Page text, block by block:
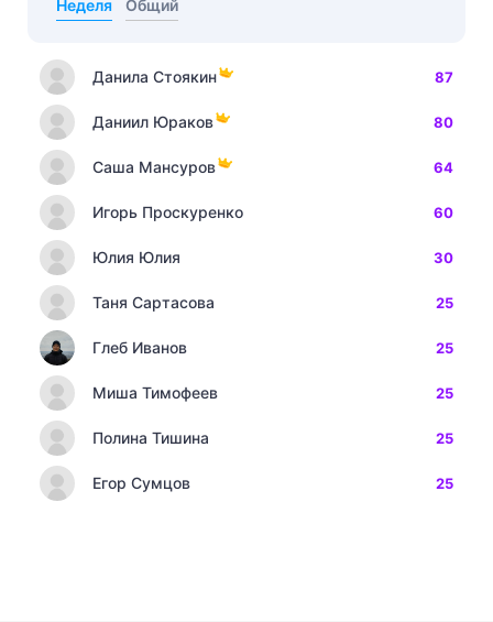
Неделя Общий
Данила Стоякин 87
Даниил Юраков 80
Саша Мансуров 64
Игорь Проскуренко 60
Юлия Юлия 30
Таня Сартасова 25
Глеб Иванов 25
Миша Тимофеев 25
Полина Тишина 25
Егор Сумцов 25